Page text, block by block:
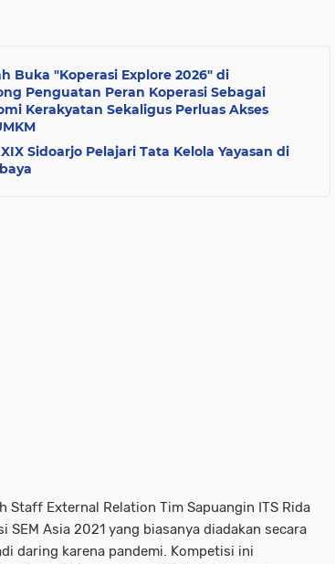
Buka "Koperasi Explore 2026" di
Penguatan Peran Koperasi Sebagai
Kerakyatan Sekaligus Perluas Akses
Sidoarjo Pelajari Tata Kelola Yayasan di
Staff External Relation Tim Sapuangin ITS Rida
Asia 2021 yang biasanya diadakan secara
daring karena pandemi. Kompetisi ini